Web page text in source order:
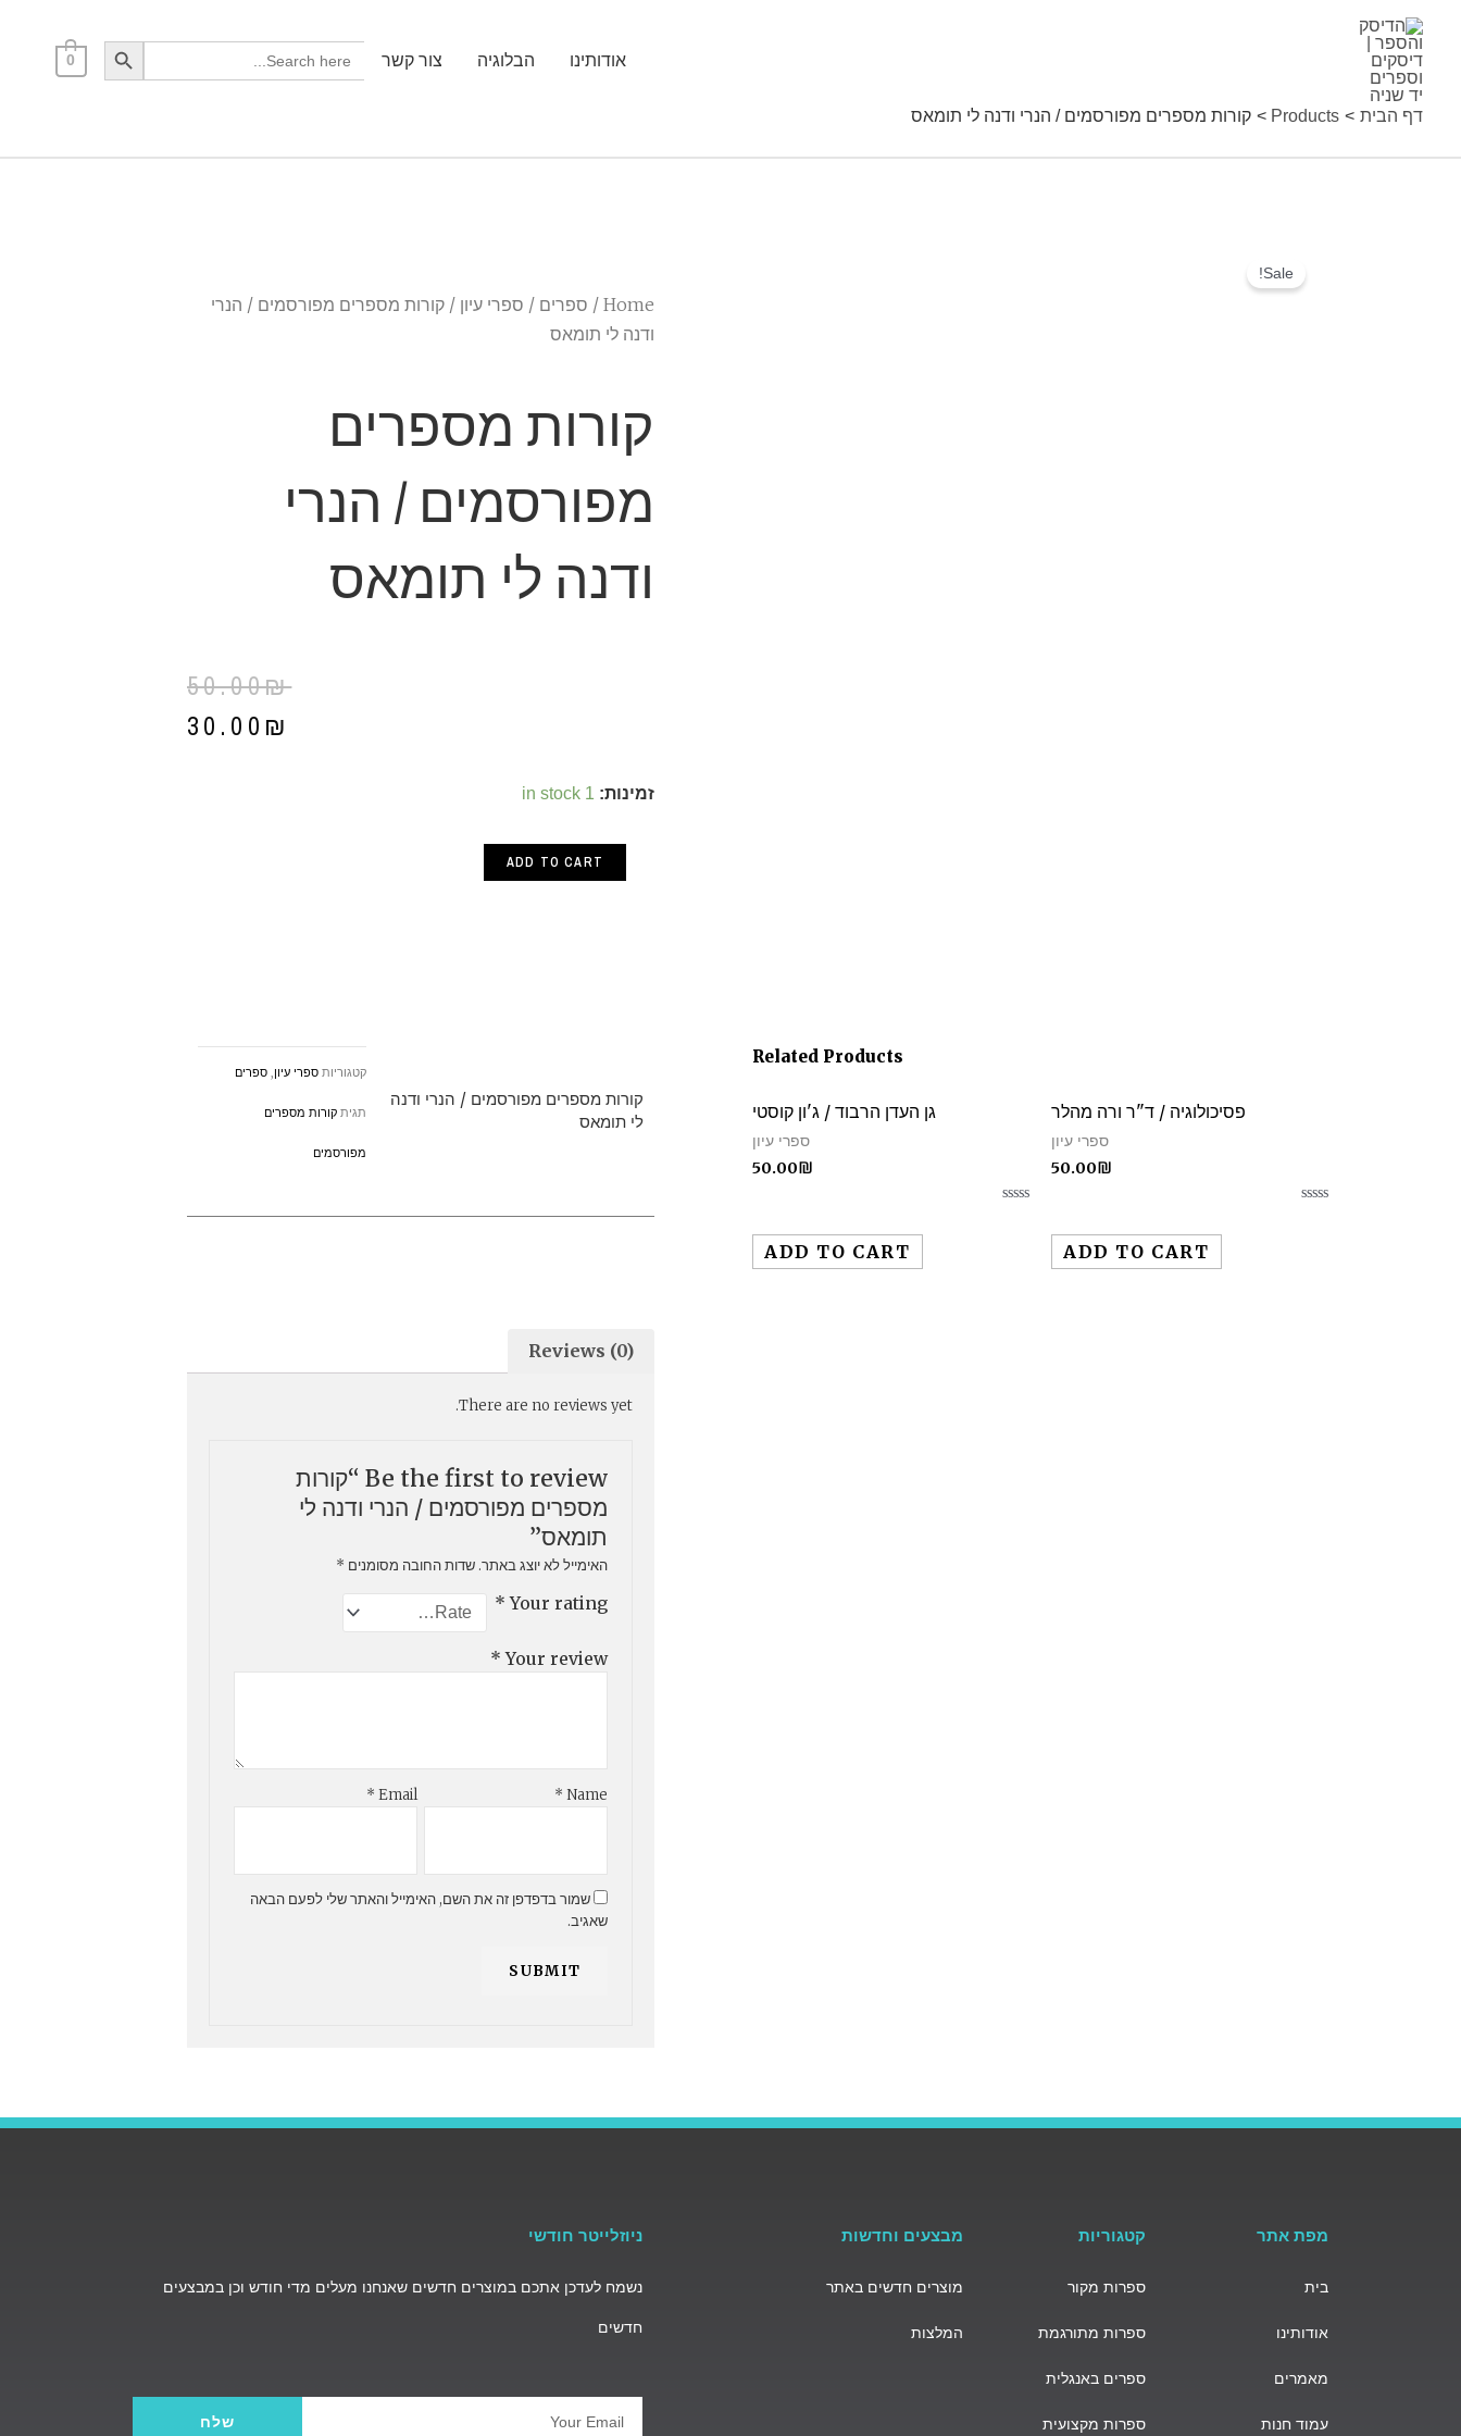
אודותינו הבלוגיה צור קשר
Search
for:
Search Button
0
דף הבית Products קורות מספרים מפורסמים / הנרי ודנה לי תומאס
Sale!
Home
/ ספרים / ספרי עיון / קורות מספרים מפורסמים / הנרי
ודנה לי תומאס
קורות מספרים
מפורסמים / הנרי
ודנה לי תומאס
50.00₪
30.00 ₪
זמינות: 1 in stock קורות
מפורסמים
quantity
ADD TO CART
Related Products
פסיכולוגיה / ד"ר ורה מהלר
ספרי עיון
50.00₪
ADD TO CART
גן העדן הרבוד / ג'ון קוסטי
ספרי עיון
50.00₪
ADD TO CART
קורות מספרים מפורסמים / הנרי ודנה
לי תומאס
קטגוריות ספרי עיון, ספרים
תגית קורות מספרים
מפורסמים
Reviews (0)
There are no reviews yet.
Be the first to review “קורות
מספרים מפורסמים / הנרי ודנה לי
תומאס”
האימייל לא יוצג באתר. שדות החובה מסומנים *
Your rating
*
Your review
*
Name
*
Email
*
שמור בדפדפן זה את השם, האימייל והאתר שלי לפעם הבאה
שאגיב.
מפת אתר
בית
אודותינו
מאמרים
עמוד חנות
קטגוריות
ספרות מקור
ספרות מתורגמת
ספרים באנגלית
ספרות מקצועית
מבצעים וחדשות
מוצרים חדשים באתר
המלצות
ניוזלייטר חודשי
נשמח לעדכן אתכם במוצרים חדשים שאנחנו מעלים מדי חודש וכן במבצעים
חדשים
Email שלח